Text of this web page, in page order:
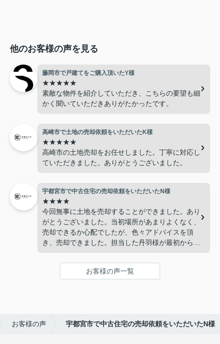
他のお客様の声を見る
藤岡市で戸建てをご購入頂いたY様
★★★★★
素敵な物件を紹介していただき、こちらの要望も細
かく聞いていただきありがたかったです。
高崎市で土地の売却依頼をいただいたK様
★★★★★
高崎市の土地売却をお任せしました。丁寧に対応し
ていただきました。ありがとうございました。
宇都宮市で中古住宅の売却依頼をいただいたN様
★★★★
今回無事に土地を売却することができました。あり
がとうございました。当初場所があまりよくなく、
売却できるか心配でしたが、色々アドバイスを頂
き、売却できました。担当した丹羽様が最初から最
お客様の声一覧
お客様の声 宇都宮市で中古住宅の売却依頼をいただいたN様